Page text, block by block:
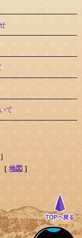
て
[ 地図 ]